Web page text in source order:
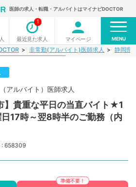
医師の求人・転職・アルバイトはマイナビDOCTOR
最近見た求人
1
マイページ MENU
非常勤(アルバイト)医師求人 静岡県
アルバイト）医師求人
】貴重な平日の当直バイト★1
17時～翌8時半のご勤務（内
: 658309